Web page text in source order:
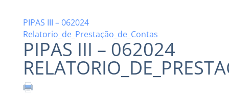
PIPAS III – 062024
Relatorio_de_Prestação_de_Contas
PIPAS III – 062024